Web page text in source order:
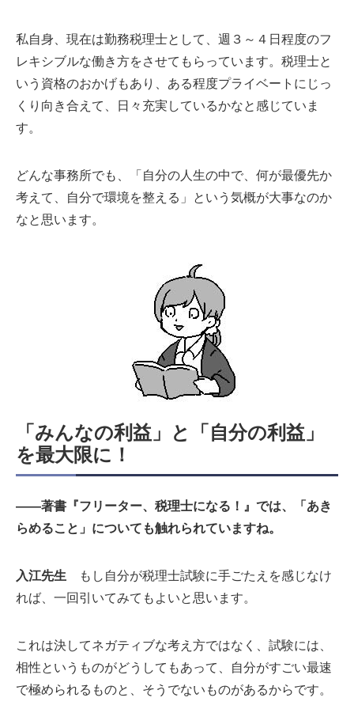
私自身、現在は勤務税理士として、週３～４日程度のフ
レキシブルな働き方をさせてもらっています。税理士と
いう資格のおかげもあり、ある程度プライベートにじっ
くり向き合えて、日々充実しているかなと感じていま
す。
どんな事務所でも、「自分の人生の中で、何が最優先か
考えて、自分で環境を整える」という気概が大事なのか
なと思います。
「みんなの利益」と「自分の利益」
を最大限に！
――著書『フリーター、税理士になる！』では、「あき
らめること」についても触れられていますね。
入江先生 もし自分が税理士試験に手ごたえを感じなけ
れば、一回引いてみてもよいと思います。
これは決してネガティブな考え方ではなく、試験には、
相性というものがどうしてもあって、自分がすごい最速
で極められるものと、そうでないものがあるからです。